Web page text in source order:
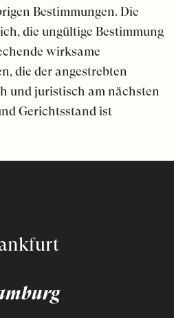
Bestimmungen. Die
die ungültige Bestimmung
wirksame
die der angestrebten
und juristisch am nächsten
Gerichtsstand ist